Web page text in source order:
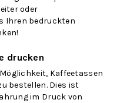
oder
Ihren bedruckten
drucken
Kaffeetassen
bestellen. Dies ist
im Druck von